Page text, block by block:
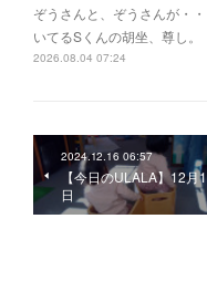
ぞうさんと、ぞうさんが・
いてるSくんの胡坐、尊し。
2026.08.04 07:24
2024.12.16 06:57
【今日のULALA】12月
日